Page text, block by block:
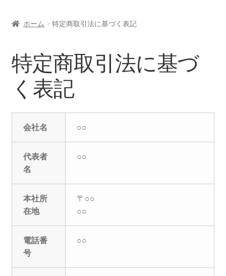
ホーム 特定商取引法に基づく表記
特定商取引法に基づ
く表記
会社名 ○○
代表者
名
○○
本社所
在地
〒○○
○○
電話番
号
○○